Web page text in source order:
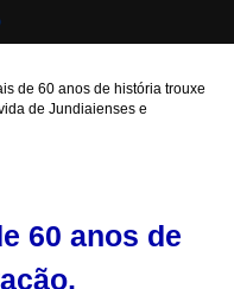
de 60 anos de história trouxe
de Jundiaienses e
60 anos de